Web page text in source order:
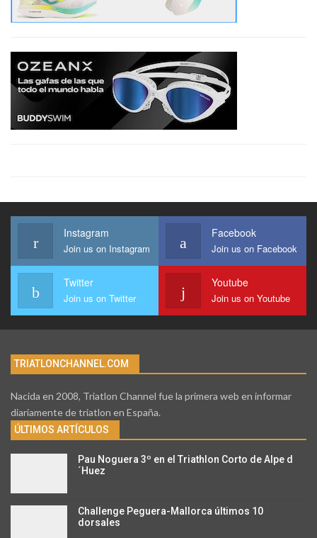
Instagram
Join us on Instagram
Facebook
Join us on Facebook
Twitter
Join us on Twitter
Youtube
Join us on Youtube
TRIATLONCHANNEL.COM
Nacida en 2008, Triatlon Channel fue la primera web en informar
diariamente de triatlon en España.
ÚLTIMOS ARTÍCULOS
Pau Noguera 3º en el Triathlon Corto de Alpe d
´Huez
Challenge Peguera-Mallorca últimos 10
dorsales